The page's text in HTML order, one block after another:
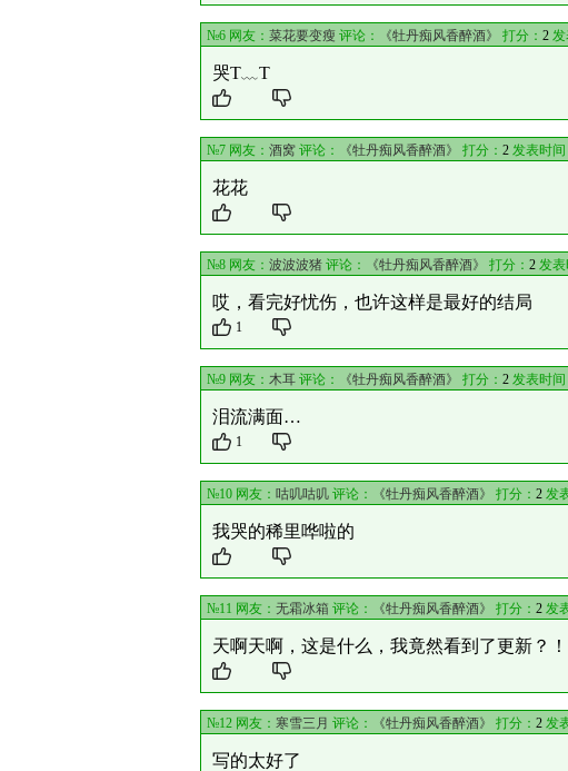
№6 网友： 菜花要变瘦 评论： 《牡丹痴风香醉酒》 打分： 2 发
哭T﹏T
№7 网友： 酒窝 评论： 《牡丹痴风香醉酒》 打分： 2 发表时
花花
№8 网友： 波波波猪 评论： 《牡丹痴风香醉酒》 打分： 2 发
哎，看完好忧伤，也许这样是最好的结局
1
№9 网友： 木耳 评论： 《牡丹痴风香醉酒》 打分： 2 发表时
泪流满面…
1
№10 网友： 咕叽咕叽 评论： 《牡丹痴风香醉酒》 打分： 2 发
我哭的稀里哗啦的
№11 网友： 无霜冰箱 评论： 《牡丹痴风香醉酒》 打分： 2 发
天啊天啊，这是什么，我竟然看到了更新？！
№12 网友： 寒雪三月 评论： 《牡丹痴风香醉酒》 打分： 2 发
写的太好了